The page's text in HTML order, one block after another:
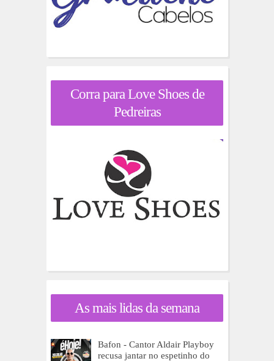
Corra para Love Shoes de
Pedreiras
As mais lidas da semana
Bafon - Cantor Aldair Playboy
recusa jantar no espetinho do